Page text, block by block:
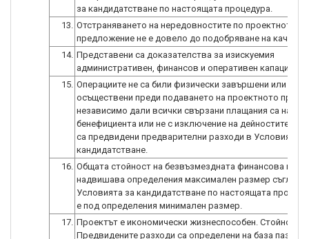
за кандидатстване по настоящата процедура.
13. Отстраняването на нередовностите по проектното
предложение не е довело до подобряване на
14. Представени са доказателства за изискуемия
административен, финансов и оперативен капацитет.
15. Операциите не са били физически завършени или
осъществени преди подаването на проектното
независимо дали всички свързани плащания са
бенефициента или не с изключение на дейностите, за
са предвидени предварителни разходи в Условията
кандидатстване.
16. Общата стойност на безвъзмездната финансова
надвишава определения максимален размер
Условията за кандидатстване по настоящата
е под определения минимален размер.
17. Проектът е икономически жизнеспособен.
Предвидените разходи са определени на база